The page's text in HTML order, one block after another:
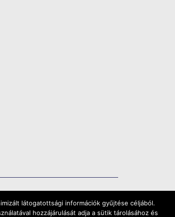
látogatottsági információk gyűjtése céljából.
hozzájárulását adja a sütik tárolásához és